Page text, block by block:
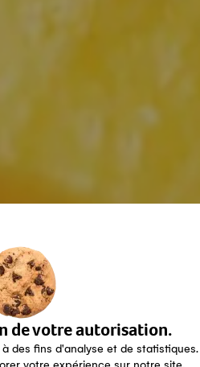
de votre autorisation.
des fins d'analyse et de statistiques.